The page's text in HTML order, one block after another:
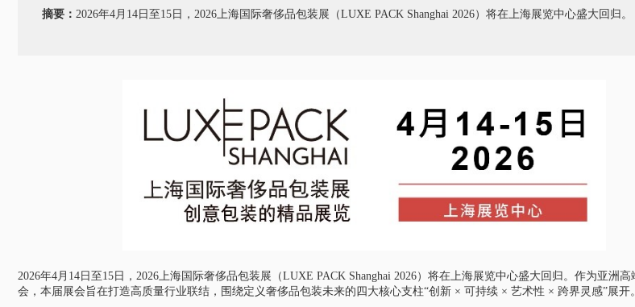
摘要： 2026年4月14日至15日，2026上海国际奢侈品包装展（LUXE PACK Shanghai 2026）将在上海展览中心盛大回归。
2026年4月14日至15日，2026上海国际奢侈品包装展（LUXE PACK Shanghai 2026）将在上海展览中心盛大回归。作为亚洲
会，本届展会旨在打造高质量行业联结，围绕定义奢侈品包装未来的四大核心支柱“创新 × 可持续 × 艺术性 × 跨界灵感”展开。